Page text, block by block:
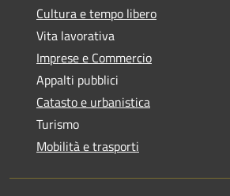
Cultura e tempo libero
Vita lavorativa
Imprese e Commercio
Appalti pubblici
Catasto e urbanistica
Turismo
Mobilità e trasporti